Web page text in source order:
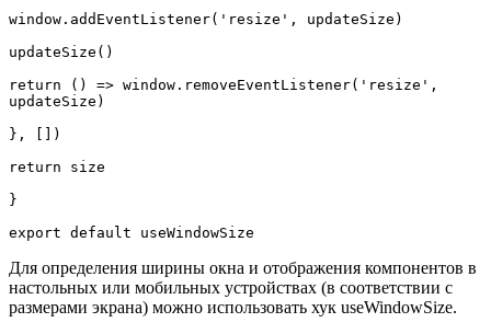
window.addEventListener('resize', updateSize)
updateSize()
return () => window.removeEventListener('resize',
updateSize)
}, [])
return size
}
export default useWindowSize
Для определения ширины окна и отображения компонентов в
настольных или мобильных устройствах (в соответствии с
размерами экрана) можно использовать хук useWindowSize.